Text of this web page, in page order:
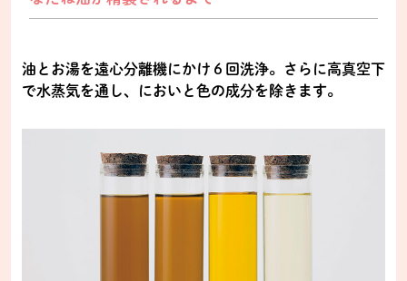
油とお湯を遠心分離機にかけ６回洗浄。さらに高真空下
で水蒸気を通し、においと色の成分を除きます。